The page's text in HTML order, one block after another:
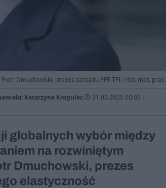
Piotr Dmuchowski, prezes zarządu PFR TFI. / fot. mat. pras.
Katarzyna Krogulec 31.03.2025 00:03 |
globalnych wybór między
na rozwiniętym
Dmuchowski, prezes
elastyczność